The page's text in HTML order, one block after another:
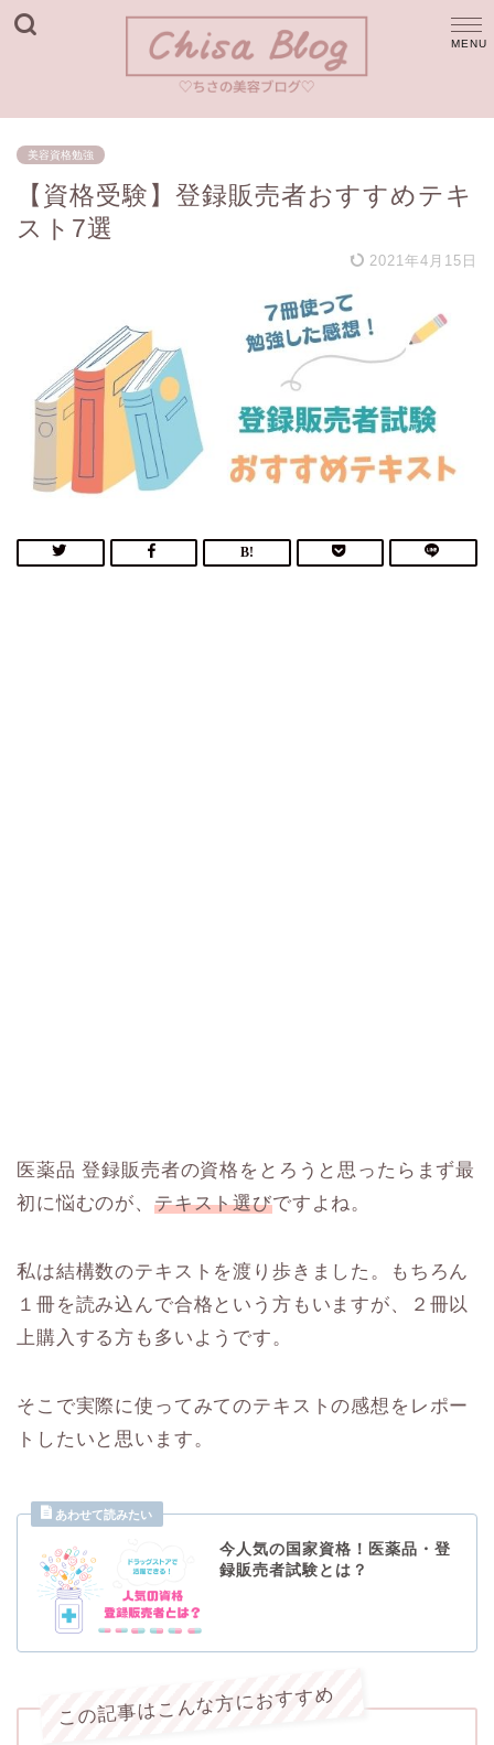
美容資格勉強
【資格受験】登録販売者おすすめテキ
スト7選
2021年4月15日
医薬品 登録販売者の資格をとろうと思ったらまず最
初に悩むのが、 テキスト選びですよね。
私は結構数のテキストを渡り歩きました。もちろん
１冊を読み込んで合格という方もいますが、２冊以
上購入する方も多いようです。
そこで実際に使ってみてのテキストの感想をレポー
トしたいと思います。
今人気の国家資格！医薬品・登
録販売者試験とは？
この記事はこんな方におすすめ